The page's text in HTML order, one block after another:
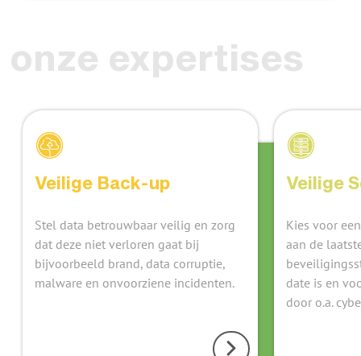
onze expertises
Veilige Back-up
Stel data betrouwbaar veilig en zorg
dat deze niet verloren gaat bij
bijvoorbeeld brand, data corruptie,
malware en onvoorziene incidenten.
Veilige
Kies voor
aan de
date is en
door o.a.